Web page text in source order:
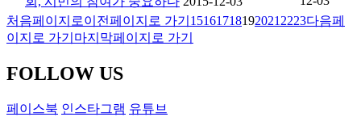
처음페이지로이전페이지로 가기 15161718192021 2223다음페
이지로 가기 마지막페이지로 가기
FOLLOW US
페이스북 인스타그램 유튜브